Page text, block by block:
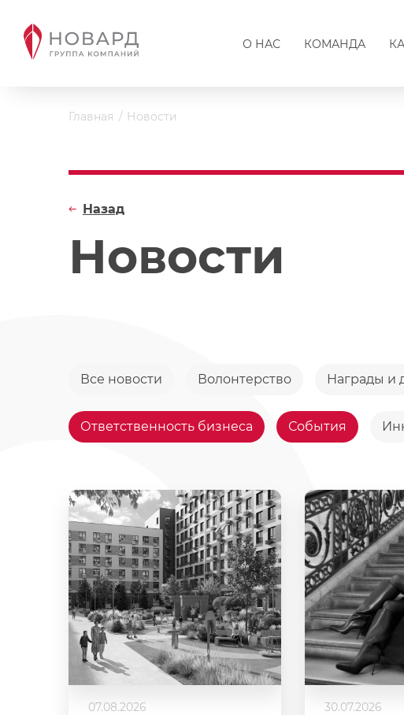
О НАС КОМАНДА
Главная Новости
Новости
Назад
Все новости Волонтерство Награды и
Ответственность бизнеса События
07.08.2026 30.07.2026